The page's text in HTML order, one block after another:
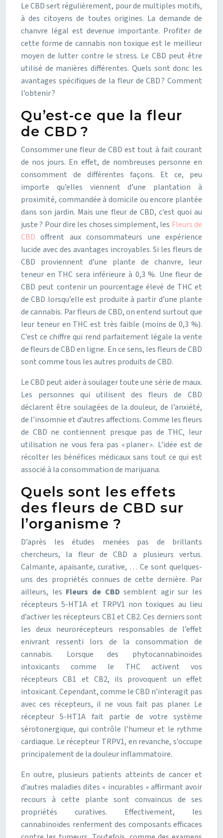
Le CBD sert régulièrement, pour de multiples motifs,
à des citoyens de toutes origines. La demande de
chanvre légal est devenue importante. Profiter de
cette forme de cannabis non toxique est le meilleur
moyen de lutter contre le stress. Le CBD peut être
utilisé de manières différentes. Quels sont donc les
avantages spécifiques de la fleur de CBD ? Comment
l’obtenir ?
Qu’est-ce que la fleur
de CBD ?
Consommer une fleur de CBD est tout à fait courant
de nos jours. En effet, de nombreuses personne en
consomment de différentes façons. Et ce, peu
importe qu’elles viennent d’une plantation à
proximité, commandée à domicile ou encore plantée
dans son jardin. Mais une fleur de CBD, c’est quoi au
juste ? Pour dire les choses simplement, les Fleurs de
CBD offrent aux consommateurs une expérience
lucide avec des avantages incroyables. Si les fleurs de
CBD proviennent d’une plante de chanvre, leur
teneur en THC sera inférieure à 0,3 %. Une fleur de
CBD peut contenir un pourcentage élevé de THC et
de CBD lorsqu’elle est produite à partir d’une plante
de cannabis. Par fleurs de CBD, on entend surtout que
leur teneur en THC est très faible (moins de 0,3 %).
C’est ce chiffre qui rend parfaitement légale la vente
de fleurs de CBD en ligne. En ce sens, les fleurs de CBD
sont comme tous les autres produits de CBD.
Le CBD peut aider à soulager toute une série de maux.
Les personnes qui utilisent des fleurs de CBD
déclarent être soulagées de la douleur, de l’anxiété,
de l’insomnie et d’autres affections. Comme les fleurs
de CBD ne contiennent presque pas de THC, leur
utilisation ne vous fera pas « planer ». L’idée est de
récolter les bénéfices médicaux sans tout ce qui est
associé à la consommation de marijuana.
Quels sont les effets
des fleurs de CBD sur
l’organisme ?
D’après les études menées pas de brillants
chercheurs, la fleur de CBD a plusieurs vertus.
Calmante, apaisante, curative, … Ce sont quelques-
uns des propriétés connues de cette dernière. Par
ailleurs, les Fleurs de CBD semblent agir sur les
récepteurs 5-HT1A et TRPV1 non toxiques au lieu
d’activer les récepteurs CB1 et CB2. Ces derniers sont
les deux neurorécepteurs responsables de l’effet
enivrant ressenti lors de la consommation de
cannabis. Lorsque des phytocannabinoïdes
intoxicants comme le THC activent vos
récepteurs CB1 et CB2, ils provoquent un effet
intoxicant. Cependant, comme le CBD n’interagit pas
avec ces récepteurs, il ne vous fait pas planer. Le
récepteur 5-HT1A fait partie de votre système
sérotonergique, qui contrôle l’humeur et le rythme
cardiaque. Le récepteur TRPV1, en revanche, s’occupe
principalement de la douleur inflammatoire.
En outre, plusieurs patients atteints de cancer et
d’autres maladies dites « incurables » affirmant avoir
recours à cette plante sont convaincus de ses
propriétés curatives. Effectivement, les
cannabinoïdes renferment des composants efficaces